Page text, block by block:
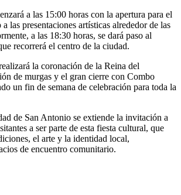
a las 15:00 horas con la apertura para el
las presentaciones artísticas alrededor de las
a las 18:30 horas, se dará paso al
recorrerá el centro de la ciudad.
la coronación de la Reina del
de murgas y el gran cierre con Combo
un fin de semana de celebración para toda la
de San Antonio se extiende la invitación a
a ser parte de esta fiesta cultural, que
el arte y la identidad local,
de encuentro comunitario.